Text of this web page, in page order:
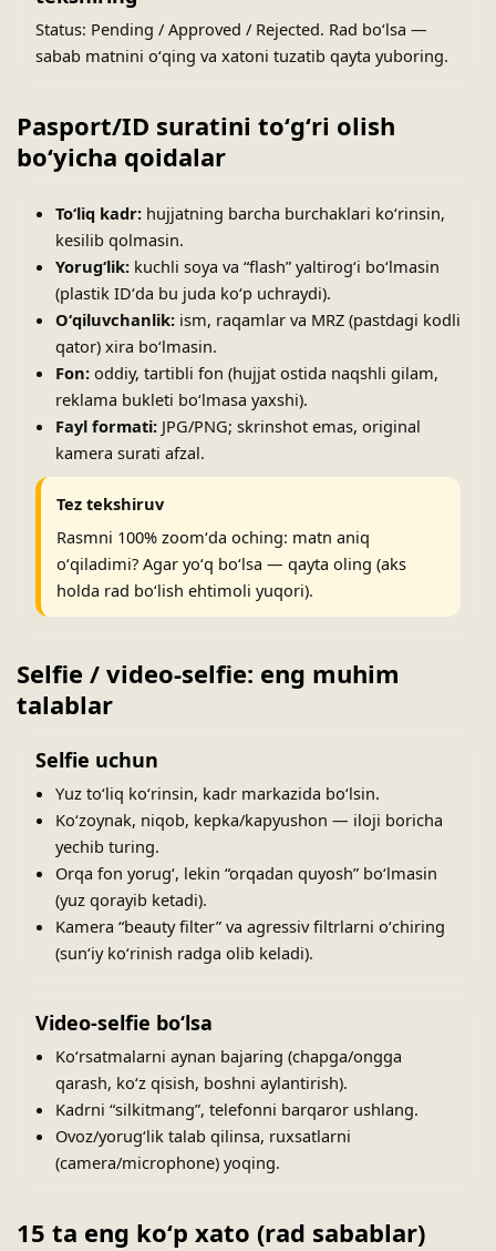
Status: Pending / Approved / Rejected. Rad boʻlsa —
sabab matnini oʻqing va xatoni tuzatib qayta yuboring.
Pasport/ID suratini toʻgʻri olish
boʻyicha qoidalar
Toʻliq kadr:hujjatning barcha burchaklari koʻrinsin,
kesilib qolmasin.
Yorugʻlik:kuchli soya va “flash” yaltirogʻi boʻlmasin
(plastik IDʻda bu juda koʻp uchraydi).
Oʻqiluvchanlik:ism, raqamlar va MRZ (pastdagi kodli
qator) xira boʻlmasin.
Fon:oddiy, tartibli fon (hujjat ostida naqshli gilam,
reklama bukleti boʻlmasa yaxshi).
Fayl formati:JPG/PNG; skrinshot emas, original
kamera surati afzal.
Tez tekshiruv
Rasmni 100% zoomʻda oching: matn aniq
oʻqiladimi? Agar yoʻq boʻlsa — qayta oling (aks
holda rad boʻlish ehtimoli yuqori).
Selfie / video-selfie: eng muhim
talablar
Selfie uchun
Yuz toʻliq koʻrinsin, kadr markazida boʻlsin.
Koʻzoynak, niqob, kepka/kapyushon — iloji boricha
yechib turing.
Orqa fon yorugʻ, lekin “orqadan quyosh” boʻlmasin
(yuz qorayib ketadi).
Kamera “beauty filter” va agressiv filtrlarni oʻchiring
(sunʻiy koʻrinish radga olib keladi).
Video-selfie boʻlsa
Koʻrsatmalarni aynan bajaring (chapga/ongga
qarash, koʻz qisish, boshni aylantirish).
Kadrni “silkitmang”, telefonni barqaror ushlang.
Ovoz/yorugʻlik talab qilinsa, ruxsatlarni
(camera/microphone) yoqing.
15 ta eng koʻp xato (rad sabablar)